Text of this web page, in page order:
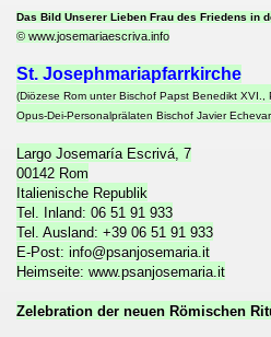
Das Bild Unserer Lieben Frau des Friedens in
© www.josemariaescriva.info
St. Josephmariapfarrkirche
(Diözese Rom unter Bischof Papst Benedikt
Opus-Dei-Personalprälaten Bischof Javier
Largo Josemaría Escrivá, 7
00142 Rom
Italienische Republik
Tel. Inland: 06 51 91 933
Tel. Ausland: +39 06 51 91 933
E-Post: info@psanjosemaria.it
Heimseite: www.psanjosemaria.it
Zelebration der neuen Römischen
KATHOLIKEN von
des seligen Papstes
in der rechten
ÖSTERREICH und der